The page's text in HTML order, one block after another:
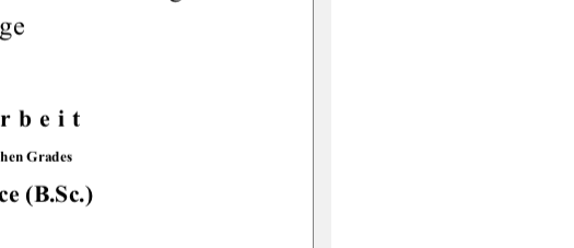
Grades
(B.Sc.)